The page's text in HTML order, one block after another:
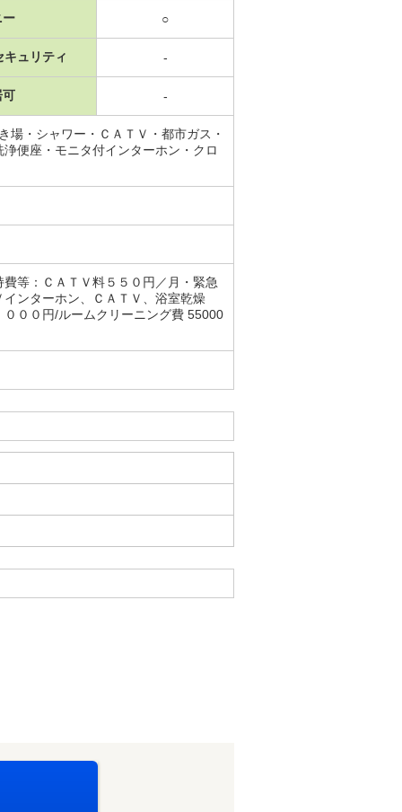
ー ○
キュリティ -
可 -
場・シャワー・ＣＡＴＶ・都市ガス・
便座・モニタ付インターホン・クロ
等：ＣＡＴＶ料５５０円／月・緊急
ンターホン、ＣＡＴＶ、浴室乾燥
００円/ルームクリーニング費 55000